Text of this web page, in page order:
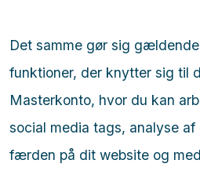
Det samme gør sig
funktioner, der knytter sig til
Masterkonto, hvor du kan
social media tags, analyse af
færden på dit website og